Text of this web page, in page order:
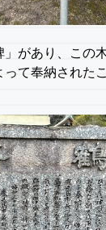
があり、この
て奉納された